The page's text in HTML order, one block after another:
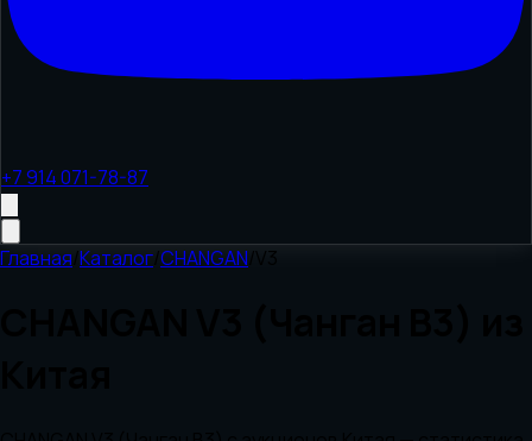
+7 914 071-78-87
Главная/Каталог/CHANGAN/V3